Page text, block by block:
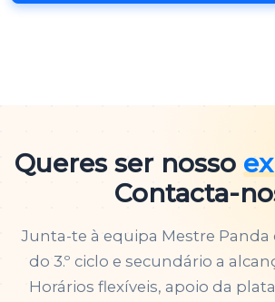
Queres ser nosso
Contacta-
Junta-te à equipa Mestre Panda
do 3.º ciclo e secundário a
Horários flexíveis, apoio da